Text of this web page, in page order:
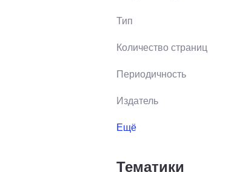
Тип
Количество страниц
Периодичность
Издатель
Ещё
Тематики